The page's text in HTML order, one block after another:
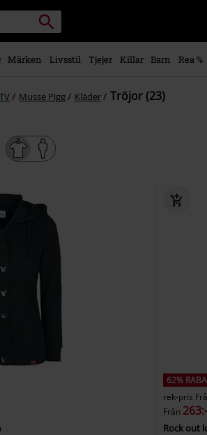
Sök
Märken Livsstil Tjejer Killar Barn Rea %
Musse Pigg Kläder Tröjor (23)
62%
rek-pris
Från 263:-
Rock out